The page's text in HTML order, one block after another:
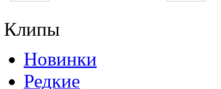
Клипы
Новинки
Редкие